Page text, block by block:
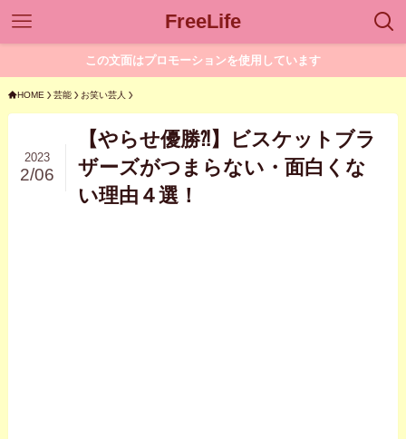
FreeLife
この文面はプロモーションを使用しています
HOME 芸能 お笑い芸人
【やらせ優勝⁈】ビスケットブラ
ザーズがつまらない・面白くな
い理由４選！
2023
2/06